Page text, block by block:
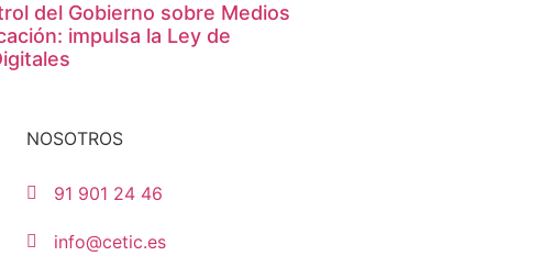
del Gobierno sobre Medios
impulsa la Ley de
NOSOTROS
91 901 24 46
info@cetic.es